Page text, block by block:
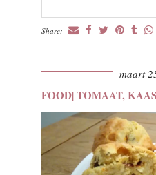
Share:
maart